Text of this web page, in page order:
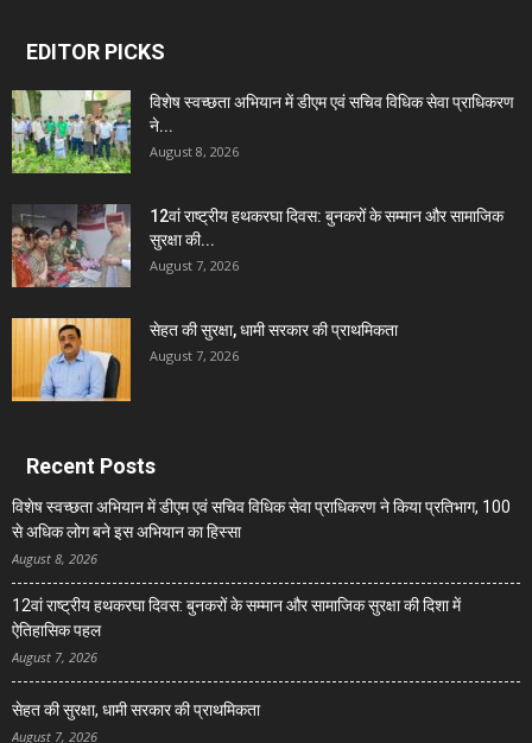
EDITOR PICKS
विशेष स्वच्छता अभियान में डीएम एवं सचिव विधिक सेवा प्राधिकरण
ने...
August 8, 2026
12वां राष्ट्रीय हथकरघा दिवस: बुनकरों के सम्मान और सामाजिक
सुरक्षा की...
August 7, 2026
सेहत की सुरक्षा, धामी सरकार की प्राथमिकता
August 7, 2026
Recent Posts
विशेष स्वच्छता अभियान में डीएम एवं सचिव विधिक सेवा प्राधिकरण ने किया प्रतिभाग, 100
से अधिक लोग बने इस अभियान का हिस्सा
August 8, 2026
12वां राष्ट्रीय हथकरघा दिवस: बुनकरों के सम्मान और सामाजिक सुरक्षा की दिशा में
ऐतिहासिक पहल
August 7, 2026
सेहत की सुरक्षा, धामी सरकार की प्राथमिकता
August 7, 2026